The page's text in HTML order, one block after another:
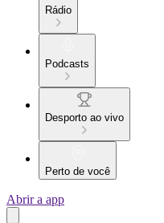
Rádio
Podcasts
Desporto ao vivo
Perto de você
Abrir a app